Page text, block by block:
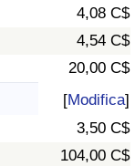
4,08 C$
4,54 C$
20,00 C$
[Modifica]
3,50 C$
104,00 C$